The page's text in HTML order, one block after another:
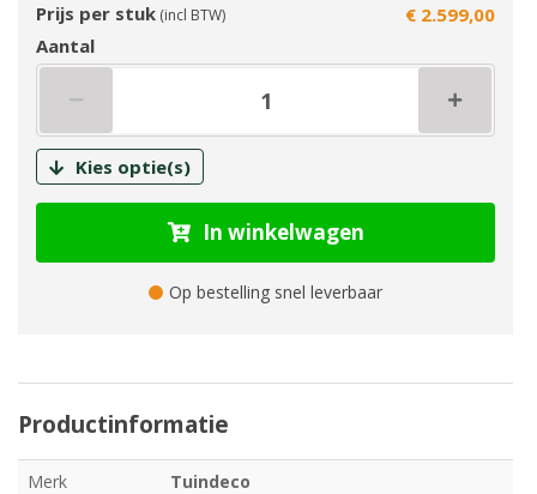
Prijs per stuk (incl BTW)
€ 2.599,00
Aantal
Kies optie(s)
In winkelwagen
Op bestelling snel leverbaar
Productinformatie
Merk
Tuindeco